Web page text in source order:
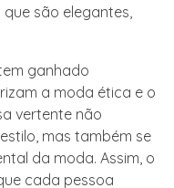
são elegantes,
ganhado
a moda ética e o
vertente não
mas também se
da moda. Assim, o
cada pessoa